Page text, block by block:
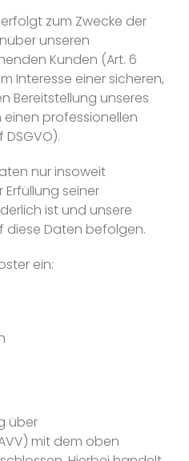
zum Zwecke der
unseren
Kunden (Art. 6
Interesse einer sicheren,
Bereitstellung unseres
professionellen
DSGVO).
nur insoweit
seiner
ist und unsere
diese Daten befolgen.
ein:
über
mit dem oben